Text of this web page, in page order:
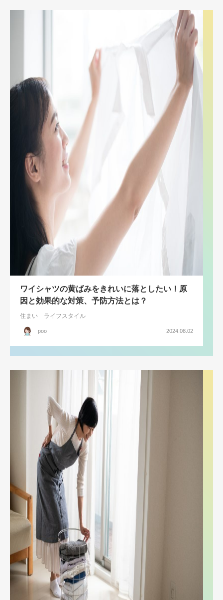
ワイシャツの黄ばみをきれいに落としたい！原
因と効果的な対策、予防方法とは？
住まい ライフスタイル
poo 2024.08.02